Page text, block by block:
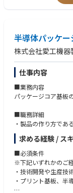
資として約90億円規
半導体パッケ
株式会社愛工機器
仕事内容
■業務内容
パッケージコア基板
■職務詳細
・製品の作り方であ
└電流の大きさ、材
最適なプロセスパラ
・薬品を使用する設
・製品材料、加工用
・不良品の原因研究
■業務の魅力
求める経験 / ス
■必須条件
※下記いずれかのご
・技術開発や生産技
・プリント基板、半